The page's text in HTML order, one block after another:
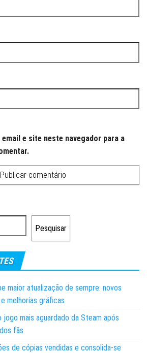
email e site neste navegador para a
Pesquisar
maior atualização de sempre: novos
melhorias gráficas
mais aguardado da Steam após
fãs
de cópias vendidas e consolida-se